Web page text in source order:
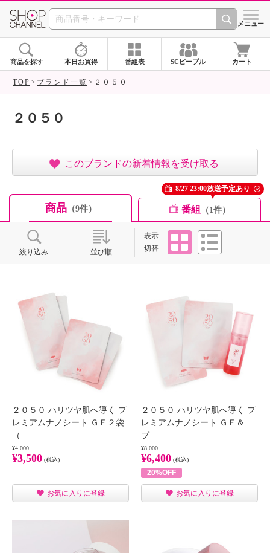
SHOP CHANNEL ショッ
メニュー
商品を探す 本日お買得 番組表 SCピープル カート
TOP ブランド一覧 ２０５０
２０５０
このブランドの新着情報を受け取る
商品（9件） 番組 （1件）
8/27 23:00放送予定あり
絞り込み 並び順
表示
切替
タイル
２０５０ ハリツヤ肌へ導く プ
レミアムナノシート ＧＦ２袋
（…
¥4,000
¥3,500 (税込)
お気に入りに登録
２０５０ ハリツヤ肌へ導く プ
レミアムナノシート ＧＦ＆
プ…
¥8,000
¥6,400 (税込)
20%OFF
お気に入りに登録